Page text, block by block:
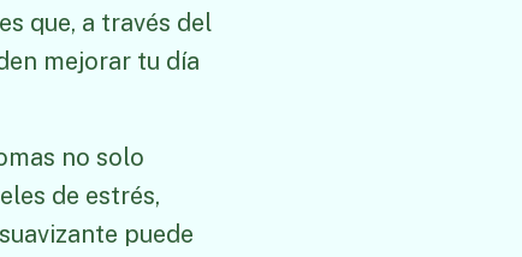
que, a través del
mejorar tu día
no solo
de estrés,
puede